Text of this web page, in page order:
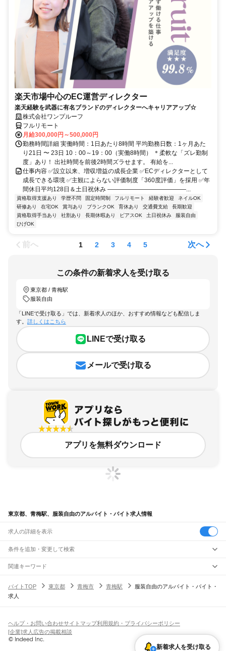
楽天市場中心のEC運営ディレクター
楽天経験を武器に有名ブランドのディレクターへキャリアアップ☆
株式会社ワンプルーフ
フルリモート
月給300,000円～500,000円
勤務時間詳細 実働時間：1日あたり8時間 平均勤務日数：1ヶ月あた
り21日 〜 23日 10：00～19：00（実働8時間） ＊柔軟な「ズレ勤制
度」あり！ 出社時間を前後2時間ズラせます。 有給を...
仕事内容 ✅設立以来、増収増益の成長企業 ✅ECディレクターとして
成長できる環境 ✅主観によらない評価制度「360度評価」を採用 ✅年
間休日平均128日＆土日祝休み ―――――――――――――...
資格取得支援あり 学歴不問 固定時間制 フルリモート 経験者歓迎
ネイルOK
研修あり
在宅OK 賞与あり ブランクOK 育休あり 交通費支給
長期歓迎
資格取得手当あり
社割あり 長期休暇あり ピアスOK 土日祝休み
服装自由
ひげOK
前へ 1 2 3 4 5 次へ
この条件の新着求人を受け取る
東京都 / 青梅駅
服装自由
「LINEで受け取る」では、新着求人のほか、おすすめ情報なども配信しま
す。 詳しくはこちら
LINEで受け取る
メールで受け取る
アプリを無料ダウンロード
東京都、青梅駅、服装自由のアルバイト・バイト求人情報
求人の詳細を表示
条件を追加・変更して検索
市区町村を追加・変更
東京都すべて
江戸川区
八王子市立川市武蔵野市 昭島市調布市町田市小金井市
小平市日野市 狛江市 東大和市 清瀬市
駅を追加・変更
JR山手線
大崎駅五反田駅目黒駅恵比寿駅 代々木駅新宿駅新大久保駅
高田馬場駅
田端駅 西日暮里駅
新橋駅浜松町駅田町駅
職種を追加・変更
飲食・フードサービスすべて
ホールスタッフキッチンスタッフ
パン屋（ベーカリー）
バー（BAR）・バーテンダー
飲食店（店長・マネージャー）
人気
日払いOK高校生歓迎 髪型・髪色自由
留学生・外国人活躍中
雇用形態を追加・変更
関連キーワード
バイトTOP
東京都 青梅市 青梅駅
服装自由のアルバイト・バイト・
求人
新着求人を受け取る
ヘルプ・お問い合わせサイトマップ利用規約・プライバシーポリシー
[企業]求人広告の掲載相談